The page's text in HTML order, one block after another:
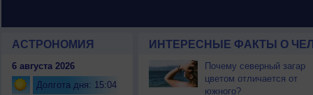
АСТРОНОМИЯ
6 августа 2026
Долгота дня: 15:04
ИНТЕРЕСНЫЕ ФАКТЫ О
Почему северный загар
цветом отличается от
южного?